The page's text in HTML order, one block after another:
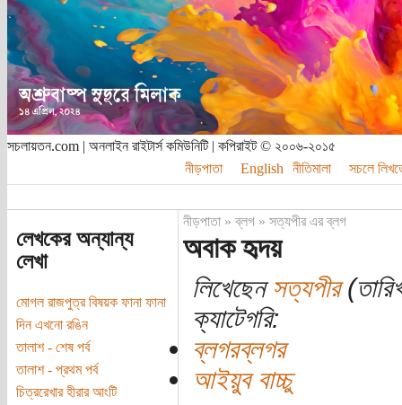
সচলায়তন.com | অনলাইন রাইটার্স কমিউনিটি | কপিরাইট © ২০০৬-২০১৫
নীড়পাতা
English নীতিমালা সচলে
লেখকের অন্যান্য
লেখা
মোগল রাজপুত্র বিষয়ক ফানা ফানা
দিন এখনো রঙিন
তালাশ - শেষ পর্ব
তালাশ - প্রথম পর্ব
চিত্ররেখার হীরার আংটি
নীড়পাতা»ব্লগ» সত্যপীর এর ব্লগ
অবাক হৃদয়
লিখেছেনসত্যপীর
ক্যাটেগরি:
ব্লগরব্লগর
আইয়ুব বাচ্চু